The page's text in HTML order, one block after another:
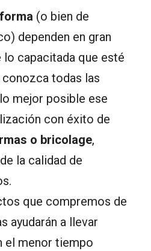
(o bien de
dependen en gran
lo capacitada que esté
conozca todas las
mejor posible ese
con éxito de
o bricolage,
la calidad de
que compremos de
ayudarán a llevar
el menor tiempo